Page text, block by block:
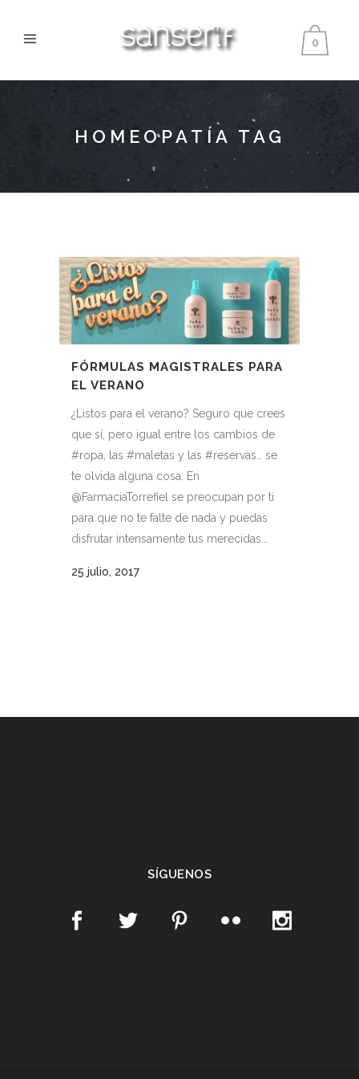
0
HOMEOPATÍA TAG
FÓRMULAS MAGISTRALES PARA
EL VERANO
¿Listos para el verano? Seguro que crees
que sí, pero igual entre los cambios de
#ropa, las #maletas y las #reservas… se
te olvida alguna cosa. En
@FarmaciaTorrefiel se preocupan por ti
para que no te falte de nada y puedas
disfrutar intensamente tus merecidas...
25 julio, 2017
SÍGUENOS